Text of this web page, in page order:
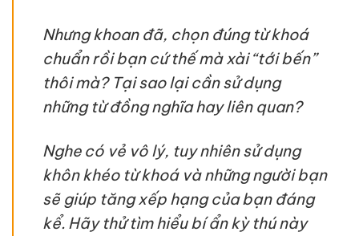
Nhưng khoan đã, chọn đúng từ khoá
chuẩn rồi bạn cứ thế mà xài “tới bến”
thôi mà? Tại sao lại cần sử dụng
những từ đồng nghĩa hay liên quan?
Nghe có vẻ vô lý, tuy nhiên sử dụng
khôn khéo từ khoá và những người bạn
sẽ giúp tăng xếp hạng của bạn đáng
kể. Hãy thử tìm hiểu bí ẩn kỳ thú này